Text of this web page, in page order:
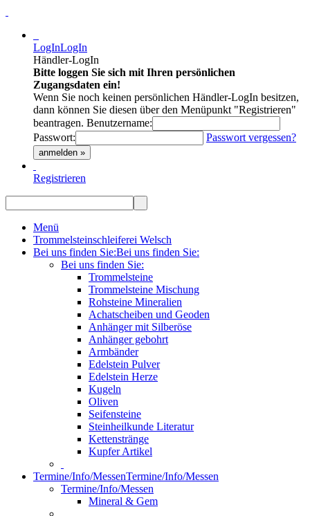
LogInLogIn
Händler-LogIn
Bitte loggen Sie sich mit Ihren persönlichen
Zugangsdaten ein!
Wenn Sie noch keinen persönlichen Händler-LogIn besitzen,
dann können Sie diesen über den Menüpunkt "Registrieren"
beantragen. Benutzername:
Passwort:
Passwort vergessen?
anmelden »
Registrieren
Menü
Trommelsteinschleiferei Welsch
Bei uns finden Sie:Bei uns finden Sie:
Bei uns finden Sie:
Trommelsteine
Trommelsteine Mischung
Rohsteine Mineralien
Achatscheiben und Geoden
Anhänger mit Silberöse
Anhänger gebohrt
Armbänder
Edelstein Pulver
Edelstein Herze
Kugeln
Oliven
Seifensteine
Steinheilkunde Literatur
Kettenstränge
Kupfer Artikel
Termine/Info/MessenTermine/Info/Messen
Termine/Info/Messen
Mineral & Gem